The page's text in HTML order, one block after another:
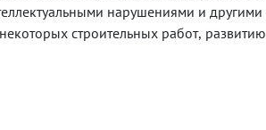
нарушениями и
строительных работ,